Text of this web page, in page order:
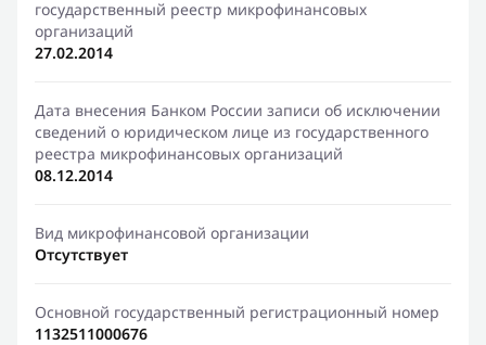
государственный реестр микрофинансовых
организаций
27.02.2014
Дата внесения Банком России записи об исключении
сведений о юридическом лице из государственного
реестра микрофинансовых организаций
08.12.2014
Вид микрофинансовой организации
Отсутствует
Основной государственный регистрационный номер
1132511000676